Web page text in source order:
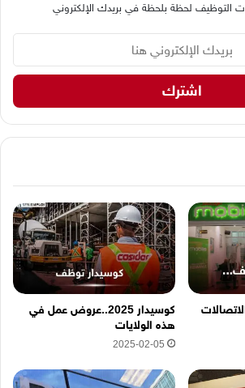
التوظيف لحظة بلحظة في بريدك الإلكتروني
كوسيدار 2025..عروض عمل في
هذه الولايات
2025-02-05